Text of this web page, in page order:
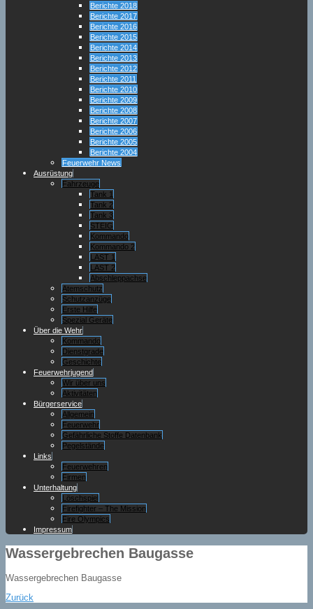
Berichte 2018
Berichte 2017
Berichte 2016
Berichte 2015
Berichte 2014
Berichte 2013
Berichte 2012
Berichte 2011
Berichte 2010
Berichte 2009
Berichte 2008
Berichte 2007
Berichte 2006
Berichte 2005
Berichte 2004
Feuerwehr News
Ausrüstung
Fahrzeuge
Tank 1
Tank 2
Tank 3
STEIG
Kommando
Kommando 2
LAST 1
LAST 2
Abschleppachse
Atemschutz
Schutzanzüge
Erste Hilfe
Spezial Geräte
Über die Wehr
Kommando
Dienstgrade
Geschichte
Feuerwehrjugend
Wir über uns
Aktivitäten
Bürgerservice
Allgemein
Feuerwehr
Gefährliche Stoffe Datenbank
Pegelstände
Links
Feuerwehren
Firmen
Unterhaltung
Löschspiel
Firefighter – The Mission
Fire Olympics
Impressum
Wassergebrechen Baugasse
Wassergebrechen Baugasse
Zurück